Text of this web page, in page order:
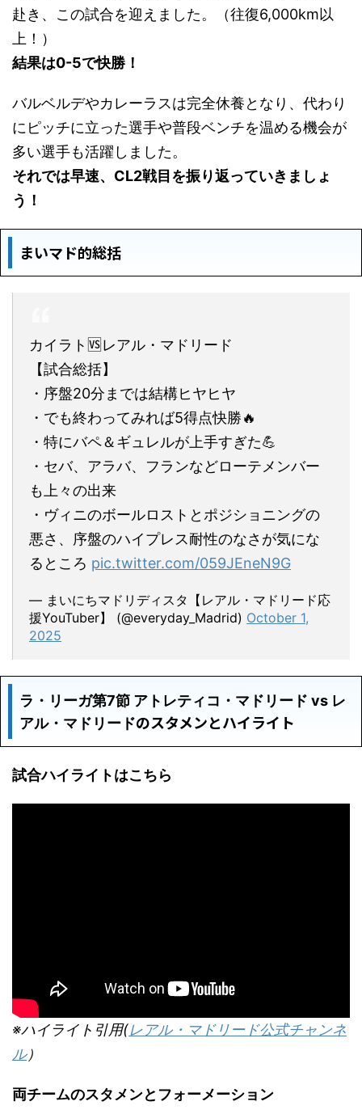
赴き、この試合を迎えました。（往復6,000km以
上！）
結果は0-5で快勝！
バルベルデやカレーラスは完全休養となり、代わり
にピッチに立った選手や普段ベンチを温める機会が
多い選手も活躍しました。
それでは早速、CL2戦目を振り返っていきましょ
う！
まいマド的総括
カイラト🆚レアル・マドリード
【試合総括】
・序盤20分までは結構ヒヤヒヤ
・でも終わってみれば5得点快勝🔥
・特にバペ＆ギュレルが上手すぎた💪
・セバ、アラバ、フランなどローテメンバー
も上々の出来
・ヴィニのボールロストとポジショニングの
悪さ、序盤のハイプレス耐性のなさが気にな
るところ pic.twitter.com/059JEneN9G
— まいにちマドリディスタ【レアル・マドリード応
援YouTuber】 (@everyday_Madrid) October 1,
2025
ラ・リーガ第7節 アトレティコ・マドリード vs レ
アル・マドリードのスタメンとハイライト
試合ハイライトはこちら
※ハイライト引用(レアル・マドリード公式チャンネ
ル）
両チームのスタメンとフォーメーション